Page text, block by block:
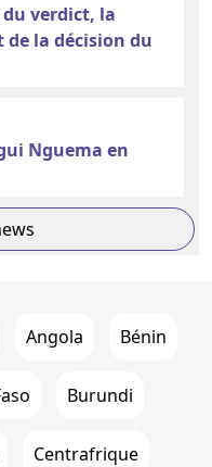
du verdict, la
de la décision du
Nguema en
Angola Bénin
Burundi
Centrafrique